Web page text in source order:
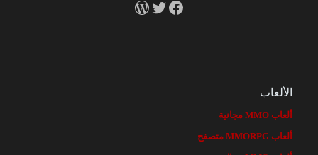
Facebook
X
RSS
الألعاب
ألعاب MMO مجانية
ألعاب MMORPG متصفح